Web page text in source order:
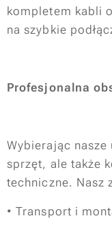
kompletem kabli
na szybkie
Profesjonalna
Wybierając nasze
sprzęt, ale także
techniczne. Nasz
• Transport i